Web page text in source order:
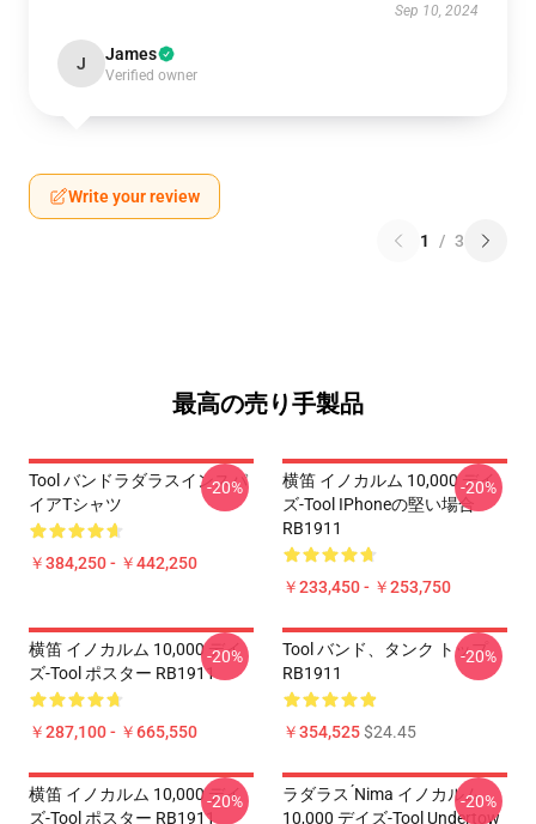
Sep 10, 2024
J James
Verified owner
Write your review
1 / 3
最高の売り手製品
Tool バンドラダラスインスパ
イアTシャツ
￥384,250 - ￥442,250
-20%
横笛 イノカルム 10,000 デイ
ズ-Tool IPhoneの堅い場合
RB1911
￥233,450 - ￥253,750
-20%
横笛 イノカルム 10,000 デイ
ズ-Tool ポスター RB1911
￥287,100 - ￥665,550
-20%
Tool バンド、タンク トップ
RB1911
￥354,525$24.45
-20%
横笛 イノカルム 10,000 デイ
ズ-Tool ポスター RB1911
-20%
ラダラス ́nima イノカルム
10,000 デイズ-Tool Undertow
-20%